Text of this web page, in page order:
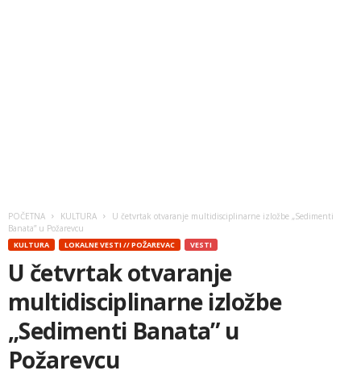
POČETNA KULTURA
U četvrtak otvaranje multidisciplinarne izložbe „Sedimenti
Banata” u Požarevcu
KULTURA LOKALNE VESTI // POŽAREVAC VESTI
U četvrtak otvaranje
multidisciplinarne izložbe
„Sedimenti Banata” u
Požarevcu